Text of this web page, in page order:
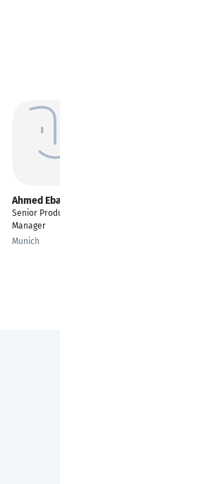
Ahmed Ebada
Senior Product
Manager
Munich